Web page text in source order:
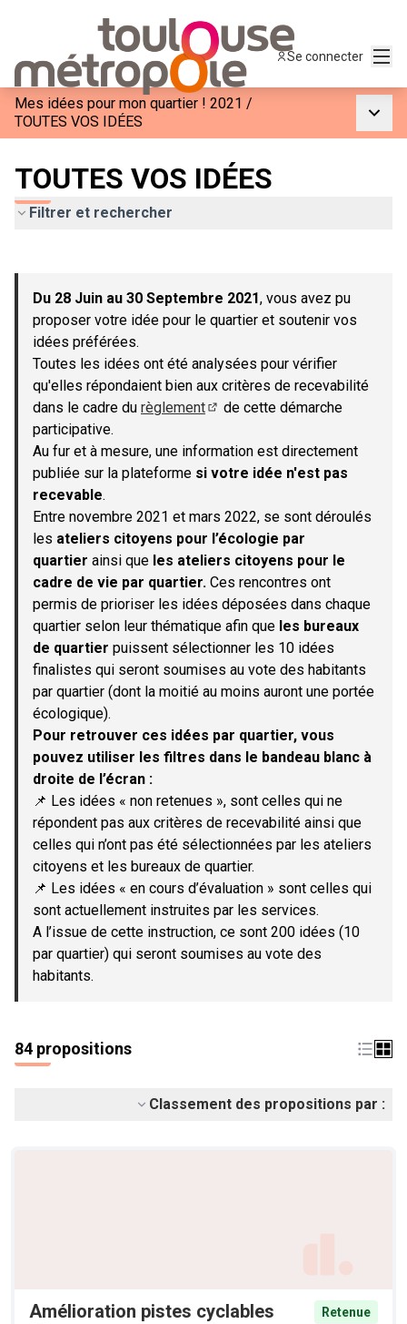
Se connecter
Mes idées pour mon quartier ! 2021 /
TOUTES VOS IDÉES
TOUTES VOS IDÉES
Filtrer et rechercher
−
Du 28 Juin au 30 Septembre 2021, vous avez pu
proposer votre idée pour le quartier et soutenir vos
idées préférées.
Toutes les idées ont été analysées pour vérifier
qu'elles répondaient bien aux critères de recevabilité
dans le cadre du règlement
de cette démarche
participative.
Au fur et à mesure, une information est directement
publiée sur la plateforme si votre idée n'est pas
recevable.
Entre novembre 2021 et mars 2022, se sont déroulés
les ateliers citoyens pour l’écologie par
quartier ainsi que les ateliers citoyens pour le
cadre de vie par quartier. Ces rencontres ont
permis de prioriser les idées déposées dans chaque
quartier selon leur thématique afin que les bureaux
de quartier puissent sélectionner les 10 idées
finalistes qui seront soumises au vote des habitants
par quartier (dont la moitié au moins auront une portée
écologique).
Pour retrouver ces idées par quartier, vous
pouvez utiliser les filtres dans le bandeau blanc à
droite de l’écran :
📌 Les idées « non retenues », sont celles qui ne
répondent pas aux critères de recevabilité ainsi que
celles qui n’ont pas été sélectionnées par les ateliers
citoyens et les bureaux de quartier.
📌 Les idées « en cours d’évaluation » sont celles qui
sont actuellement instruites par les services.
A l’issue de cette instruction, ce sont 200 idées (10
par quartier) qui seront soumises au vote des
habitants.
84 propositions
Classement des propositions par :
Amélioration pistes cyclables
Retenue